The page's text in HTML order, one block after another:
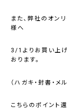
また、弊社のオン
様へ
3/1よりお買い上
おります。
（ハガキ・封書・メ
こちらのポイント